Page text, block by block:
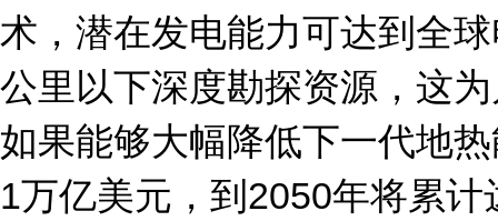
术，潜在发电能力可达到全
公里以下深度勘探资源，这
如果能够大幅降低下一代地
1万亿美元，到2050年将累